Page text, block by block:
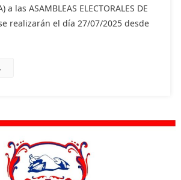
a las ASAMBLEAS ELECTORALES DE
realizarán el día 27/07/2025 desde